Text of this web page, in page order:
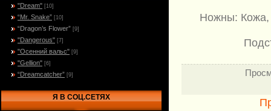
"Dream" [10]
“Mr. Snake” [10]
“Dragon’s Flower” [9]
"Dangerous" [7]
"Осенний вальс" [9]
"Gellion" [6]
“Dreamcatcher” [9]
Я В СОЦ.СЕТЯХ
Ножны: Кожа,